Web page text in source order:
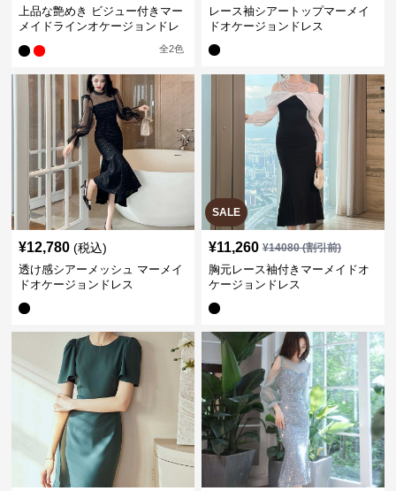
上品な艶めき ビジュー付きマー
メイドラインオケージョンドレ
全2色
レース袖シアートップマーメイ
ドオケージョンドレス
¥12,780 (税込)
透け感シアーメッシュ マーメイ
ドオケージョンドレス
SALE
¥11,260 ¥14080(割引前)
胸元レース袖付きマーメイドオ
ケージョンドレス